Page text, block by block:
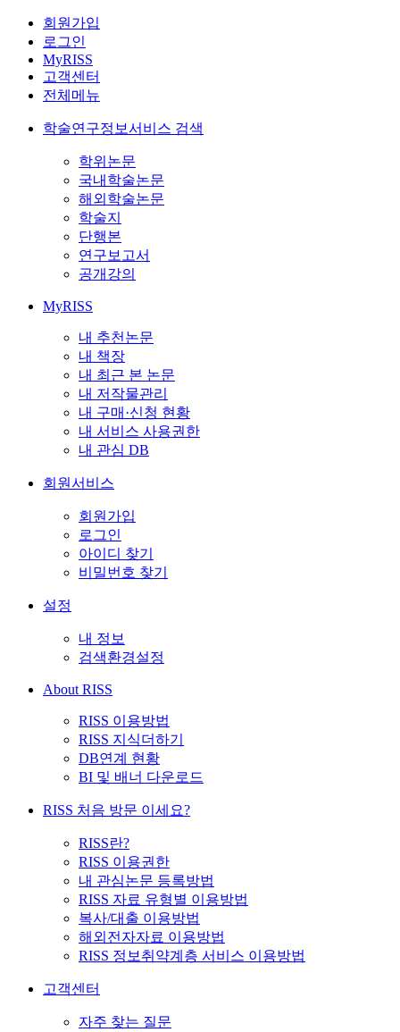
회원가입
로그인
MyRISS
고객센터
전체메뉴
학술연구정보서비스 검색
학위논문
국내학술논문
해외학술논문
학술지
단행본
연구보고서
공개강의
MyRISS
내 추천논문
내 책장
내 최근 본 논문
내 저작물관리
내 구매·신청 현황
내 서비스 사용권한
내 관심 DB
회원서비스
회원가입
로그인
아이디 찾기
비밀번호 찾기
설정
내 정보
검색환경설정
About RISS
RISS 이용방법
RISS 지식더하기
DB연계 현황
BI 및 배너 다운로드
RISS 처음 방문 이세요?
RISS란?
RISS 이용권한
내 관심논문 등록방법
RISS 자료 유형별 이용방법
복사/대출 이용방법
해외전자자료 이용방법
RISS 정보취약계층 서비스 이용방법
고객센터
자주 찾는 질문